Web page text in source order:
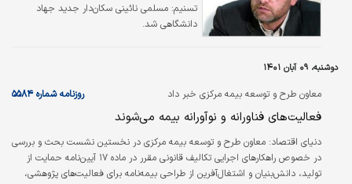
تسنیم: مسلمی نائینی سکان‌دار جدید جهاد
دانشگاهی شد.
دوشنبه، ۰۹ آبان ۱۴۰۱
معاون طرح و توسعه بیمه مرکزی خبر داد روزنامه شماره ۵۵۸۴
فعالیت‌های فناورانه و نوآورانه بیمه می‌شوند
دنياي اقتصاد: معاون طرح و توسعه بیمه مرکزی در نخستین نشست بحث و بررسی
در خصوص راهکارهای اجرایی تکالیف قانونی مقرر در ماده ۱۷ آیین‌نامه حمایت از
تولید، دانش‌بنیان و اشتغال‌آفرین از طراحی بیمه‌نامه برای فعالیت‌های پژوهشی،